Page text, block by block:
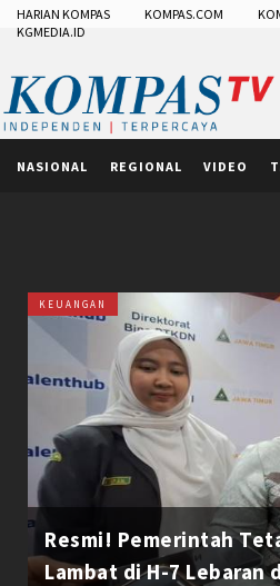
HARIAN KOMPAS KOMPAS.COM
KGMEDIA.ID
NASIONAL REGIONAL VIDEO
KEUANGAN
Resmi! Pemerintah
Lambat di H-7 Lebaran